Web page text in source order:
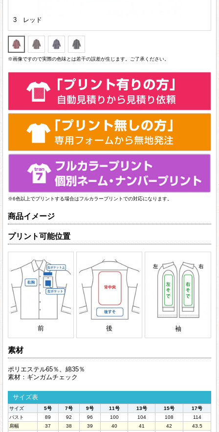
3 レッド
※画像ですので実際の色味とは若干の誤差が生じます。ご了承ください。
※6色以上でプリントする場合はフルカラープリントでの対応になります。
商品イメージ
プリント可能位置
前 後 袖
素材
ポリエステル65％、綿35％
素材：ギンガムチェック
サイズ表
サイズ 5号 7号 9号 11号 13号 15号
17号
バスト
89 92 96 100 104 108
114
肩幅
37 38 39 40 41 42 43.5